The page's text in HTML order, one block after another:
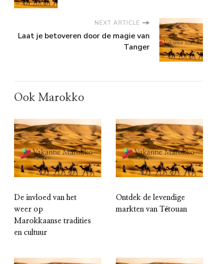
NEXT ARTICLE
Laat je betoveren door de magie van
Tanger
Ook Marokko
De invloed van het
weer op
Marokkaanse tradities
en cultuur
Ontdek de levendige
markten van Tétouan